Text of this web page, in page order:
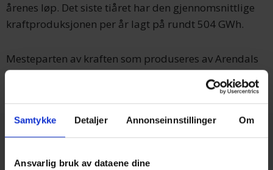
Samtykke Detaljer Annonseinnstillinger Om
Ansvarlig bruk av dataene dine
årenes løp. Det siste tiåret har den gjennomsnittlige
kraftproduksjonen per år lagt på rundt 504 GWh.
Mesteparten av kraften som produseres av Arendals
Fossekompani selges via NordPool.